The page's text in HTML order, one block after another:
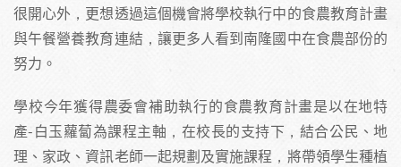
很開心外，更想透過這個機會將學校執行中的食農教育計畫
與午餐營養教育連結，讓更多人看到南隆國中在食農部份的
努力。
學校今年獲得農委會補助執行的食農教育計畫是以在地特
產-白玉蘿蔔為課程主軸，在校長的支持下，結合公民、地
理、家政、資訊老師一起規劃及實施課程，將帶領學生種植